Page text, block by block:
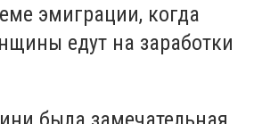
эмиграции, когда
едут на заработки